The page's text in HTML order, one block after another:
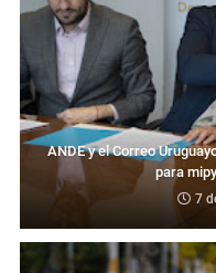
ANDE y el Correo
para
7